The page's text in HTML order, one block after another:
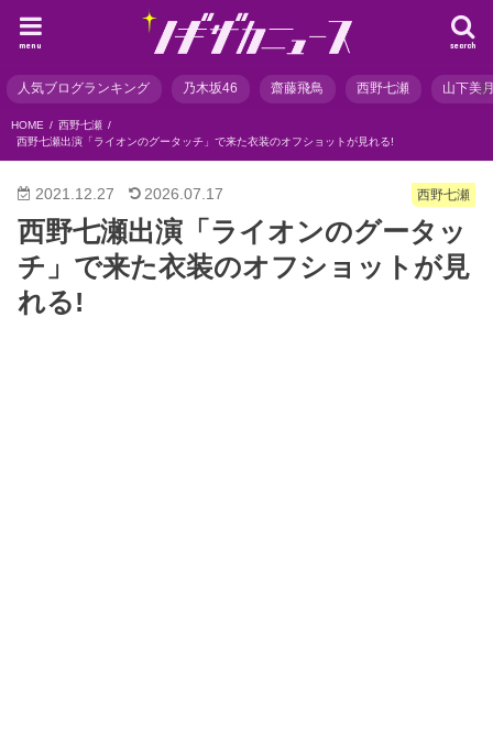
search
menu
人気ブログランキング 乃木坂46 齋藤飛鳥 西野七瀬 山下美
HOME
西野七瀬
西野七瀬出演「ライオンのグータッチ」で来た衣装のオフショットが見れる!
西野七瀬
2021.12.27 2026.07.17
西野七瀬出演「ライオンのグータッ
チ」で来た衣装のオフショットが見
れる!